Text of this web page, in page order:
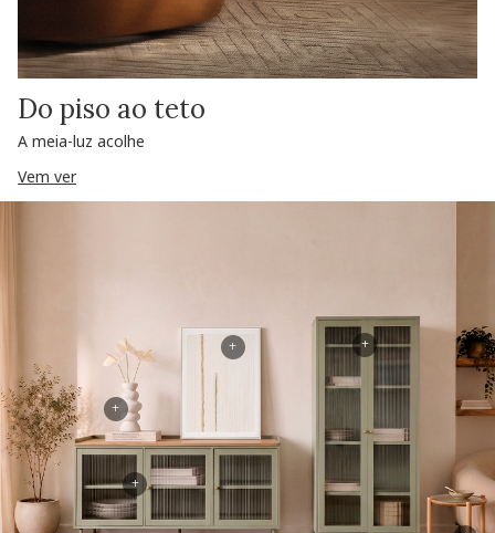
Do piso ao teto
A meia-luz acolhe
Vem ver
+
+
+
+